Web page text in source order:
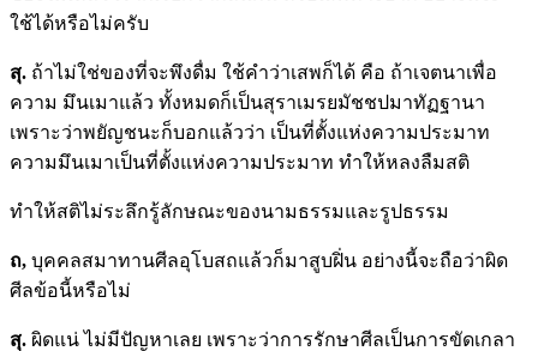
ใช้ได้หรือไม่ครับ
สุ. ถ้าไม่ใช่ของที่จะพึงดื่ม ใช้คำว่าเสพก็ได้ คือ ถ้าเจตนาเพื่อ
ความ มึนเมาแล้ว ทั้งหมดก็เป็นสุราเมรยมัชชปมาทัฏฐานา
เพราะว่าพยัญชนะก็บอกแล้วว่า เป็นที่ตั้งแห่งความประมาท
ความมึนเมาเป็นที่ตั้งแห่งความประมาท ทำให้หลงลืมสติ
ทำให้สติไม่ระลึกรู้ลักษณะของนามธรรมและรูปธรรม
ถ, บุคคลสมาทานศีลอุโบสถแล้วก็มาสูบฝิ่น อย่างนี้จะถือว่าผิด
ศีลข้อนี้หรือไม่
สุ. ผิดแน่ ไม่มีปัญหาเลย เพราะว่าการรักษาศีลเป็นการขัดเกลา